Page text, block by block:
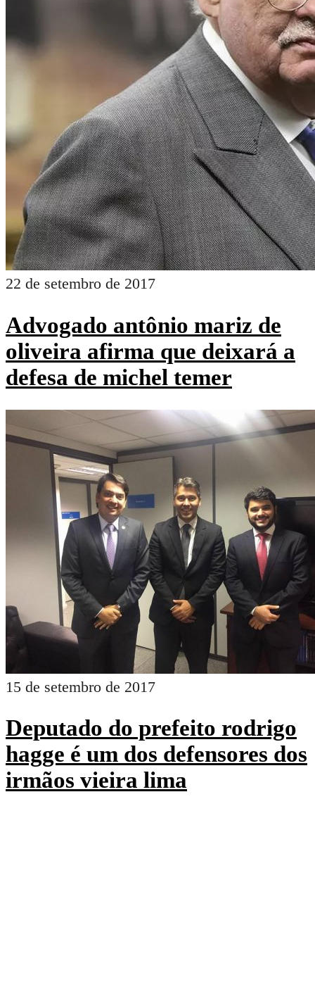
22 de setembro de 2017
Advogado antônio mariz de
oliveira afirma que deixará a
defesa de michel temer
15 de setembro de 2017
Deputado do prefeito rodrigo
hagge é um dos defensores dos
irmãos vieira lima